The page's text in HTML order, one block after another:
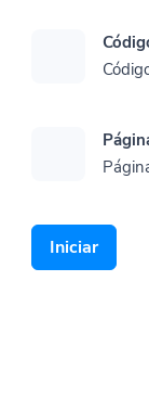
Iniciar